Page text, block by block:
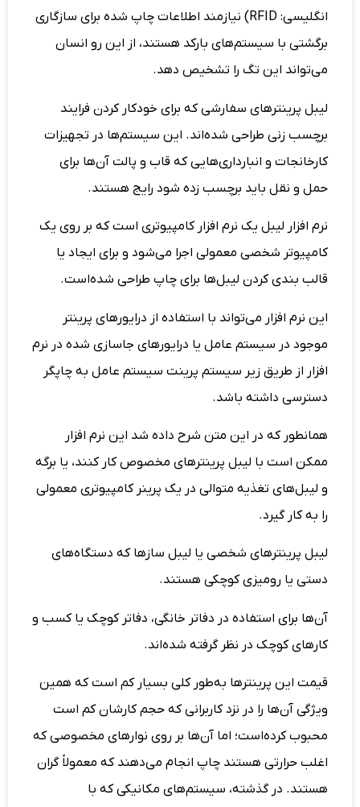
انگلیسی: RFID) نیازمند اطلاعات چاپ شده برای سازگاری
برگشتی با سیستم‌های بارکد هستند، از این رو انسان
می‌تواند این تگ را تشخیص دهد.
لیبل پرینترهای سفارشی که برای خودکار کردن فرایند
برچسب زنی طراحی شده‌اند. این سیستم‌ها در تجهیزات
کارخانجات و انبارداری‌هایی که قاب و پالت آن‌ها برای
حمل و نقل باید برچسب زده شود رایج هستند.
نرم افزار لیبل یک نرم افزار کامپیوتری است که بر روی یک
کامپیوتر شخصی معمولی اجرا می‌شود و برای ایجاد یا
قالب بندی کردن لیبل‌ها برای چاپ طراحی شده‌است.
این نرم افزار می‌تواند با استفاده از درایورهای پرینتر
موجود در سیستم عامل یا درایورهای جاسازی شده در نرم
افزار از طریق زیر سیستم پرینت سیستم عامل به چاپگر
دسترسی داشته باشد.
همانطور که در این متن شرح داده شد این نرم افزار
ممکن است با لیبل پرینترهای مخصوص کار کنند، یا برگه
و لیبل‌های تغذیه متوالی در یک پرینر کامپیوتری معمولی
را به کار گیرد.
لیبل پرینترهای شخصی یا لیبل سازها که دستگاه‌های
دستی یا رومیزی کوچکی هستند.
آن‌ها برای استفاده در دفاتر خانگی، دفاتر کوچک یا کسب و
کارهای کوچک در نظر گرفته شده‌اند.
قیمت این پرینترها به‌طور کلی بسیار کم است که همین
ویژگی آن‌ها را در نزد کاربرانی که حجم کارشان کم است
محبوب کرده‌است؛ اما آن‌ها بر روی نوارهای مخصوصی که
اغلب حرارتی هستند چاپ انجام می‌دهند که معمولاً گران
هستند. در گذشته، سیستم‌های مکانیکی که با